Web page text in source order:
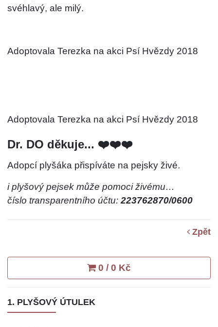
svéhlavý, ale milý.
Adoptovala Terezka na akci Psí Hvězdy 2018
Adoptovala Terezka na akci Psí Hvězdy 2018
Dr. DO děkuje... ❤️❤️❤️
Adopcí plyšáka přispíváte na pejsky živé.
i plyšový pejsek může pomoci živému…
číslo transparentního účtu: 223762870/0600
Zpět
0 / 0 Kč
1. PLYŠOVÝ ÚTULEK